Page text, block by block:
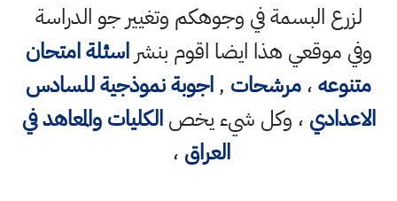
لزرع البسمة في وجوهكم وتغيير جو الدراسة
وفي موقعي هذا ايضا اقوم بنشراسئلة امتحان
متنوعه،مرشحات ,اجوبة نموذجية للسادس
الاعدادي ، وكل شيء يخصالكليات والمعاهد في
العراق ،